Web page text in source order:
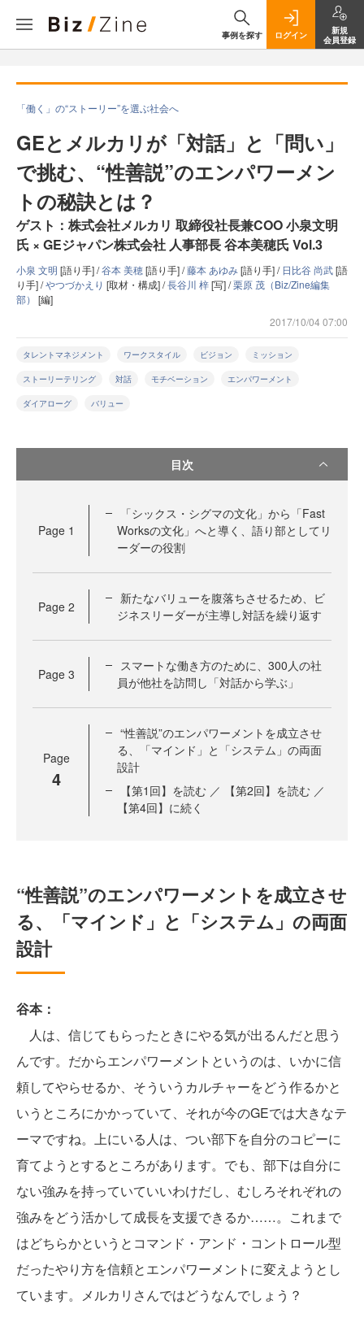
事例を探す ログイン
新規
会員登録
「働く」の“ストーリー”を選ぶ社会へ
GEとメルカリが「対話」と「問い」
で挑む、“性善説”のエンパワーメン
トの秘訣とは？
ゲスト：株式会社メルカリ 取締役社長兼COO 小泉文明
氏 × GEジャパン株式会社 人事部長 谷本美穂氏 Vol.3
小泉 文明 [語り手] /谷本 美穂[語り手] /藤本 あゆみ[語り手] / 日比谷 尚武[語
り手] /やつづかえり [取材・構成] /長谷川 梓[写] /栗原 茂（Biz/Zine編集
部） [編]
2017/10/04 07:00
タレントマネジメント ワークスタイル ビジョン ミッション
ストーリーテリング 対話 モチベーション エンパワーメント
ダイアローグ バリュー
目次
Page 1
「シックス・シグマの文化」から「Fast
Worksの文化」へと導く、語り部としてリ
ーダーの役割
Page 2
新たなバリューを腹落ちさせるため、ビ
ジネスリーダーが主導し対話を繰り返す
Page 3
スマートな働き方のために、300人の社
員が他社を訪問し「対話から学ぶ」
Page
4
“性善説”のエンパワーメントを成立させ
る、「マインド」と「システム」の両面
設計
【第1回】を読む ／ 【第2回】を読む ／
【第4回】に続く
“性善説”のエンパワーメントを成立させ
る、「マインド」と「システム」の両面
設計
谷本：
人は、信じてもらったときにやる気が出るんだと思う
んです。だからエンパワーメントというのは、いかに信
頼してやらせるか、そういうカルチャーをどう作るかと
いうところにかかっていて、それが今のGEでは大きなテ
ーマですね。上にいる人は、つい部下を自分のコピーに
育てようとするところがあります。でも、部下は自分に
ない強みを持っていていいわけだし、むしろそれぞれの
強みをどう活かして成長を支援できるか……。これまで
はどちらかというとコマンド・アンド・コントロール型
だったやり方を信頼とエンパワーメントに変えようとし
ています。メルカリさんではどうなんでしょう？